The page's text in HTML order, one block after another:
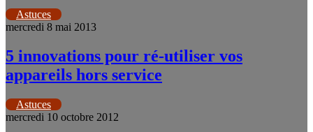
Astuces
mercredi 8 mai 2013
5 innovations pour ré-utiliser vos
appareils hors service
Astuces
mercredi 10 octobre 2012